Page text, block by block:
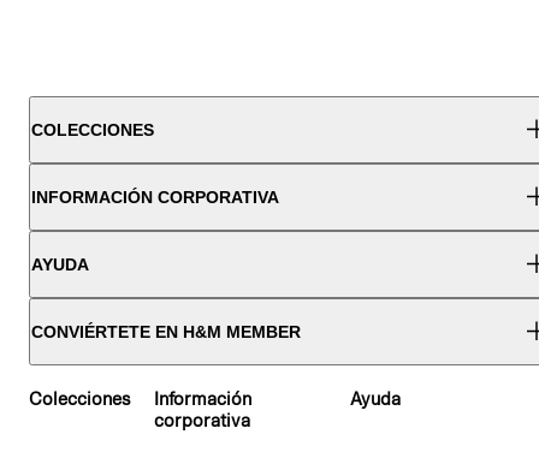
COLECCIONES
INFORMACIÓN CORPORATIVA
AYUDA
CONVIÉRTETE EN H&M MEMBER
Colecciones
Información
corporativa
Ayuda